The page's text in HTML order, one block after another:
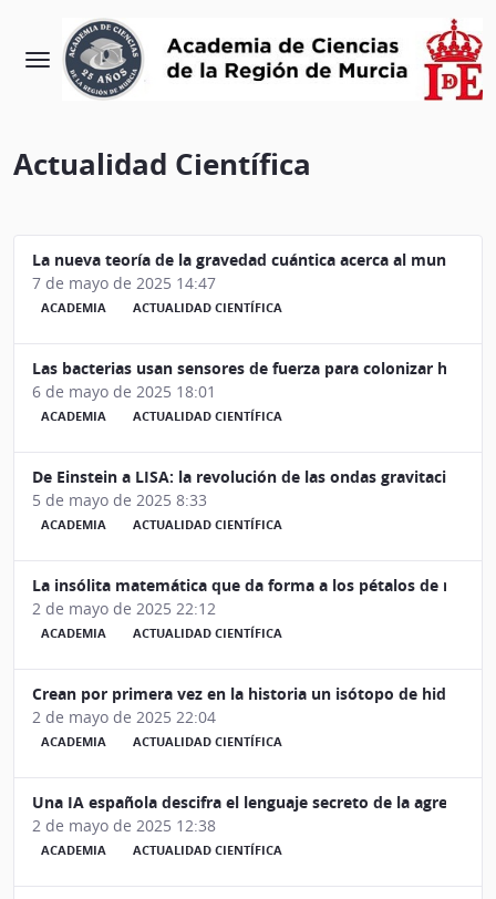
Actualidad Científica
La nueva teoría de la gravedad cuántica acerca al mundo a
7 de mayo de 2025 14:47
ACADEMIA ACTUALIDAD CIENTÍFICA
Las bacterias usan sensores de fuerza para colonizar
6 de mayo de 2025 18:01
ACADEMIA ACTUALIDAD CIENTÍFICA
De Einstein a LISA: la revolución de las ondas gravitacionales
5 de mayo de 2025 8:33
ACADEMIA ACTUALIDAD CIENTÍFICA
La insólita matemática que da forma a los pétalos de rosa
2 de mayo de 2025 22:12
ACADEMIA ACTUALIDAD CIENTÍFICA
Crean por primera vez en la historia un isótopo de
2 de mayo de 2025 22:04
ACADEMIA ACTUALIDAD CIENTÍFICA
Una IA española descifra el lenguaje secreto de la
2 de mayo de 2025 12:38
ACADEMIA ACTUALIDAD CIENTÍFICA